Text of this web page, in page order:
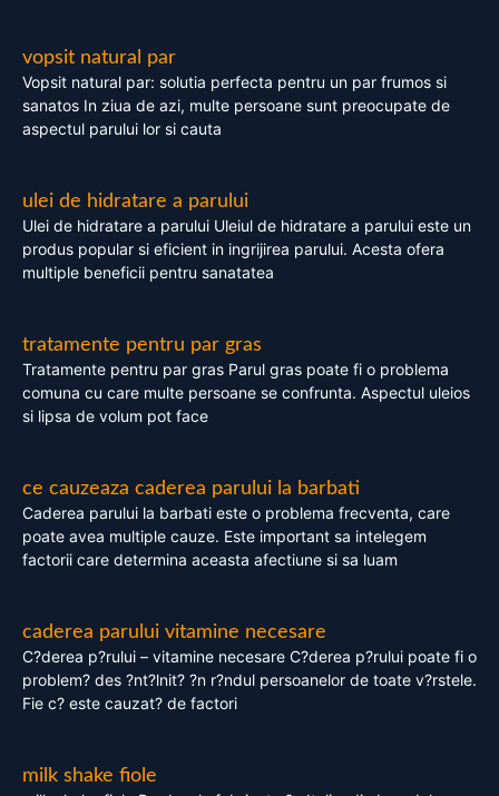
vopsit natural par
Vopsit natural par: solutia perfecta pentru un par frumos si
sanatos In ziua de azi, multe persoane sunt preocupate de
aspectul parului lor si cauta
ulei de hidratare a parului
Ulei de hidratare a parului Uleiul de hidratare a parului este un
produs popular si eficient in ingrijirea parului. Acesta ofera
multiple beneficii pentru sanatatea
tratamente pentru par gras
Tratamente pentru par gras Parul gras poate fi o problema
comuna cu care multe persoane se confrunta. Aspectul uleios
si lipsa de volum pot face
ce cauzeaza caderea parului la barbati
Caderea parului la barbati este o problema frecventa, care
poate avea multiple cauze. Este important sa intelegem
factorii care determina aceasta afectiune si sa luam
caderea parului vitamine necesare
C?derea p?rului – vitamine necesare C?derea p?rului poate fi o
problem? des ?nt?lnit? ?n r?ndul persoanelor de toate v?rstele.
Fie c? este cauzat? de factori
milk shake fiole